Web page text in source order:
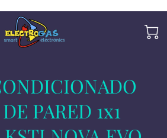
PARED 1x1